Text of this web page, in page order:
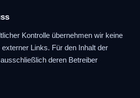
Kontrolle übernehmen wir keine
Links. Für den Inhalt der
deren Betreiber